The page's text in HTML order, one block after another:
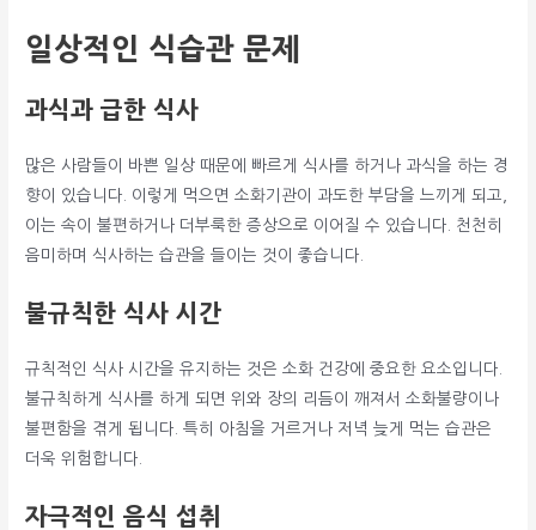
일상적인 식습관 문제
과식과 급한 식사
많은 사람들이 바쁜 일상 때문에 빠르게 식사를 하거나 과식을 하는 경
향이 있습니다. 이렇게 먹으면 소화기관이 과도한 부담을 느끼게 되고,
이는 속이 불편하거나 더부룩한 증상으로 이어질 수 있습니다. 천천히
음미하며 식사하는 습관을 들이는 것이 좋습니다.
불규칙한 식사 시간
규칙적인 식사 시간을 유지하는 것은 소화 건강에 중요한 요소입니다.
불규칙하게 식사를 하게 되면 위와 장의 리듬이 깨져서 소화불량이나
불편함을 겪게 됩니다. 특히 아침을 거르거나 저녁 늦게 먹는 습관은
더욱 위험합니다.
자극적인 음식 섭취